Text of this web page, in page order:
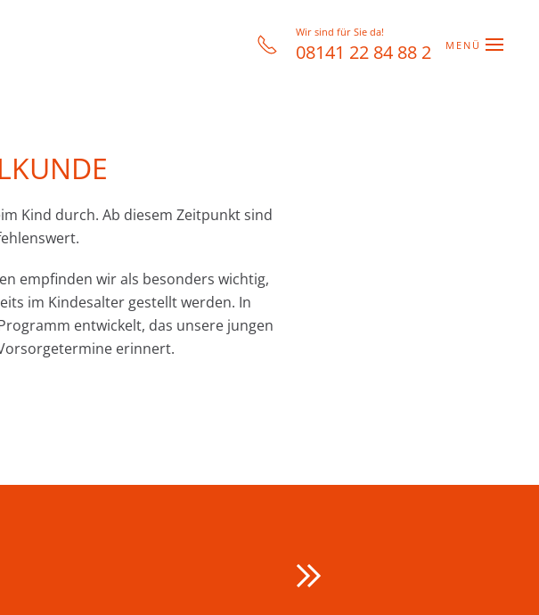
Wir sind für Sie da!
08141 22 84 88 2 MENÜ
Kind durch. Ab diesem Zeitpunkt sind
empfinden wir als besonders wichtig,
im Kindesalter gestellt werden. In
entwickelt, das unsere jungen
erinnert.